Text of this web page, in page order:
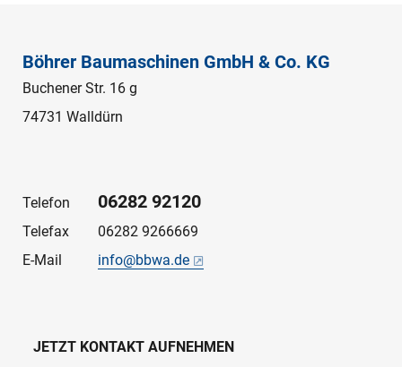
Böhrer Baumaschinen GmbH & Co. KG
Buchener Str. 16 g
74731 Walldürn
Telefon 06282 92120
Telefax
06282 9266669
E-Mail
info@bbwa.de
JETZT KONTAKT AUFNEHMEN